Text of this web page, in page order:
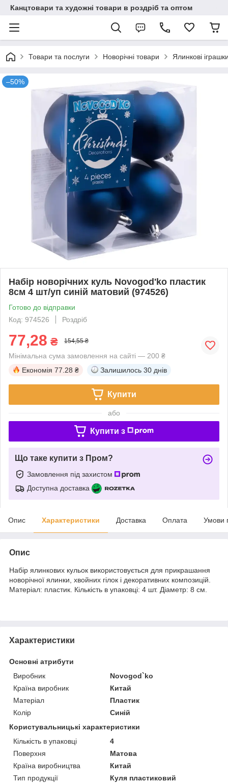
Канцтовари та художні товари в роздріб та оптом
Товари та послуги Новорічні товари Ялинкові
–50%
Набір новорічних куль Novogod'ko пластик
8см 4 шт/уп синій матовий (974526)
Готово до відправки
Код: 974526
Роздріб
77,28 ₴ 154,55 ₴
Мінімальна сума замовлення на сайті — 200 ₴
Економія 77.28 ₴ Залишилось 30 днів
Купити
або
Купити з
Що таке купити з Пром?
Замовлення під захистом
Доступна доставка
Опис Характеристики Доставка Оплата Умови
Опис
Набір ялинкових кульок використовується для прикрашання
новорічної ялинки, хвойних гілок і декоративних композицій.
Матеріал: пластик. Кількість в упаковці: 4 шт. Діаметр: 8 см.
Характеристики
Основні атрибути
Виробник
Novogod`ko
Країна виробник
Китай
Матеріал
Пластик
Колір
Синій
Користувальницькі характеристики
Кількість в упаковці
4
Поверхня
Матова
Країна виробництва
Китай
Тип продукції
Куля пластиковий